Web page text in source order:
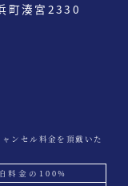
町湊宮2330
ンセル料金を頂戴いた
料金の100%